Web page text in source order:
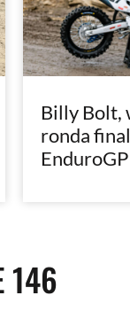
Billy Bolt,
ronda
146